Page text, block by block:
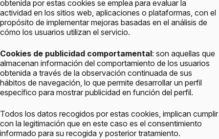
obtenida por estas cookies se emplea para evaluar la
actividad en los sitios web, aplicaciones o plataformas, con el
propósito de implementar mejoras basadas en el análisis de
cómo los usuarios utilizan el servicio.
Cookies de publicidad comportamental: son aquellas que
almacenan información del comportamiento de los usuarios
obtenida a través de la observación continuada de sus
hábitos de navegación, lo que permite desarrollar un perfil
específico para mostrar publicidad en función del perfil.
Todos los datos recogidos por estas cookies, implican cumplir
con la legitimación que en este caso es el consentimiento
informado para su recogida y posterior tratamiento.